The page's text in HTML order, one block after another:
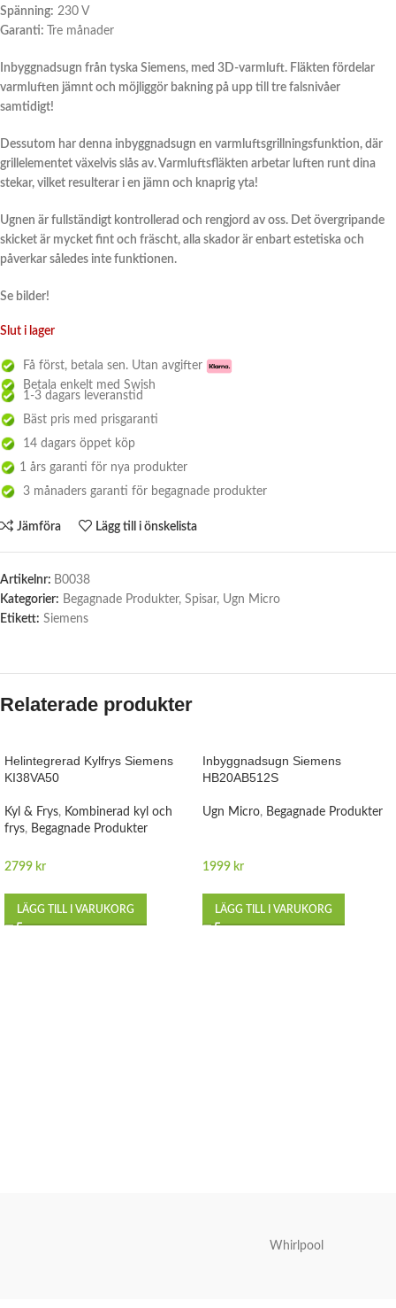
Spänning: 230 V
Garanti:
Tre månader
Inbyggnadsugn från tyska Siemens, med 3D-varmluft. Fläkten fördelar
varmluften jämnt och möjliggör bakning på upp till tre falsnivåer
samtidigt!
Dessutom har denna inbyggnadsugn en varmluftsgrillningsfunktion, där
grillelementet växelvis slås av. Varmluftsfläkten arbetar luften runt dina
stekar, vilket resulterar i en jämn och knaprig yta!
Ugnen är fullständigt kontrollerad och rengjord av oss. Det övergripande
skicket är mycket fint och fräscht, alla skador är enbart estetiska och
påverkar således inte funktionen.
Se bilder!
Slut i lager
Få först, betala sen. Utan avgifter
Betala enkelt med Swish
1-3 dagars leveranstid
Bäst pris med prisgaranti
14 dagars öppet köp
1 års garanti för nya produkter
3 månaders garanti för begagnade produkter
Jämföra Lägg till i önskelista
Artikelnr: B0038
Kategorier: Begagnade Produkter, Spisar, Ugn Micro
Etikett: Siemens
Relaterade produkter
Helintegrerad Kylfrys Siemens
KI38VA50
Kyl & Frys, Kombinerad kyl och
frys, Begagnade Produkter
2799 kr
LÄGG TILL I VARUKORG
Inbyggnadsugn Siemens
HB20AB512S
Ugn Micro, Begagnade Produkter
1999 kr
LÄGG TILL I VARUKORG
Whirlpool